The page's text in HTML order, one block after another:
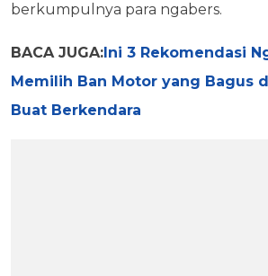
berkumpulnya para ngabers.
BACA JUGA: Ini 3 Rekomendasi
Memilih Ban Motor yang Bagus
Buat Berkendara